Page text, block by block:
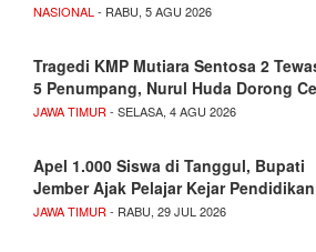
NASIONAL - RABU, 5 AGU 2026
Tragedi KMP Mutiara Sentosa 2
5 Penumpang, Nurul Huda Dorong
JAWA TIMUR - SELASA, 4 AGU 2026
Apel 1.000 Siswa di Tanggul, Bupati
Jember Ajak Pelajar Kejar
JAWA TIMUR - RABU, 29 JUL 2026